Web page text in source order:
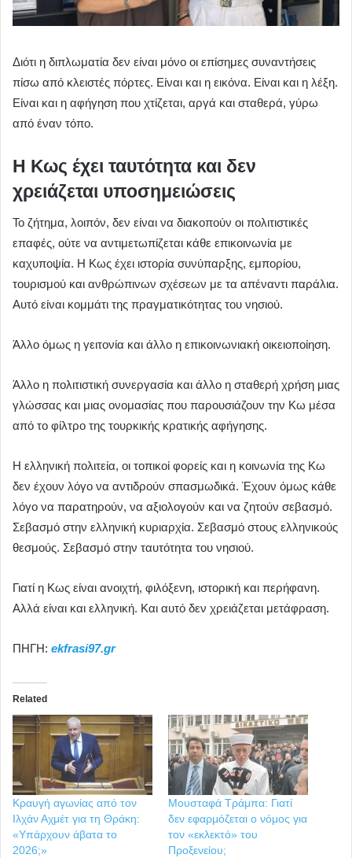
Διότι η διπλωματία δεν είναι μόνο οι επίσημες συναντήσεις
πίσω από κλειστές πόρτες. Είναι και η εικόνα. Είναι και η λέξη.
Είναι και η αφήγηση που χτίζεται, αργά και σταθερά, γύρω
από έναν τόπο.
Η Κως έχει ταυτότητα και δεν
χρειάζεται υποσημειώσεις
Το ζήτημα, λοιπόν, δεν είναι να διακοπούν οι πολιτιστικές
επαφές, ούτε να αντιμετωπίζεται κάθε επικοινωνία με
καχυποψία. Η Κως έχει ιστορία συνύπαρξης, εμπορίου,
τουρισμού και ανθρώπινων σχέσεων με τα απέναντι παράλια.
Αυτό είναι κομμάτι της πραγματικότητας του νησιού.
Άλλο όμως η γειτονία και άλλο η επικοινωνιακή οικειοποίηση.
Άλλο η πολιτιστική συνεργασία και άλλο η σταθερή χρήση μιας
γλώσσας και μιας ονομασίας που παρουσιάζουν την Κω μέσα
από το φίλτρο της τουρκικής κρατικής αφήγησης.
Η ελληνική πολιτεία, οι τοπικοί φορείς και η κοινωνία της Κω
δεν έχουν λόγο να αντιδρούν σπασμωδικά. Έχουν όμως κάθε
λόγο να παρατηρούν, να αξιολογούν και να ζητούν σεβασμό.
Σεβασμό στην ελληνική κυριαρχία. Σεβασμό στους ελληνικούς
θεσμούς. Σεβασμό στην ταυτότητα του νησιού.
Γιατί η Κως είναι ανοιχτή, φιλόξενη, ιστορική και περήφανη.
Αλλά είναι και ελληνική. Και αυτό δεν χρειάζεται μετάφραση.
ΠΗΓΗ: ekfrasi97.gr
Related
Κραυγή αγωνίας από τον
Ιλχάν Αχμέτ για τη Θράκη:
«Υπάρχουν άβατα το
2026;»
Μουσταφά Τράμπα: Γιατί
δεν εφαρμόζεται ο νόμος για
τον «εκλεκτό» του
Προξενείου;